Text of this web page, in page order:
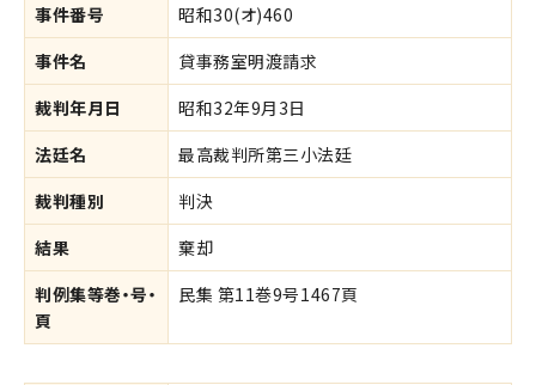
事件番号
昭和30(オ)460
事件名
貸事務室明渡請求
裁判年月日
昭和32年9月3日
法廷名
最高裁判所第三小法廷
裁判種別
判決
結果
棄却
判例集等巻・号・
頁
民集 第11巻9号1467頁